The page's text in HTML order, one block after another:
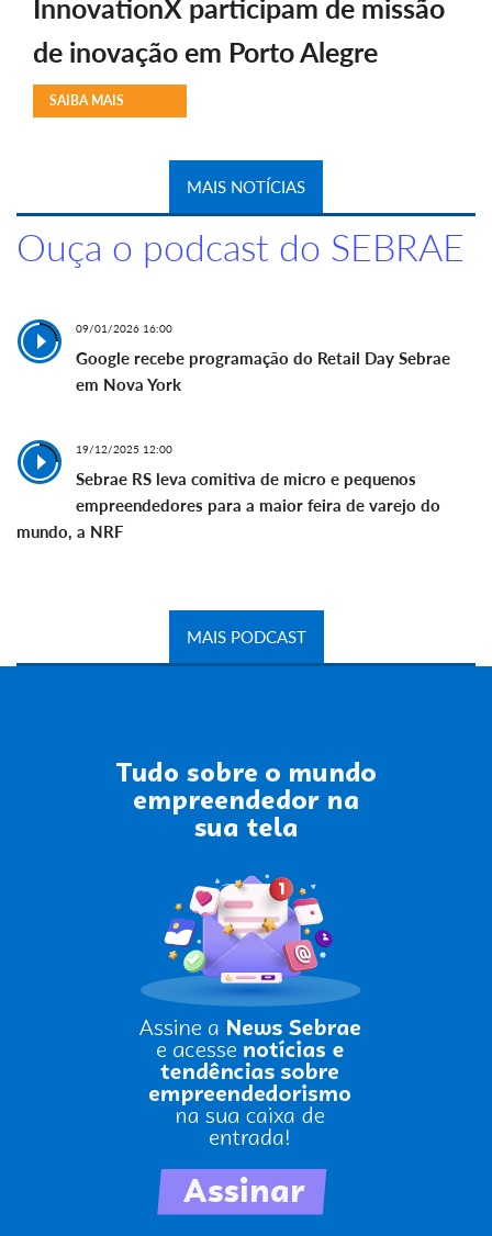
InnovationX participam de missão
de inovação em Porto Alegre
SAIBA MAIS
MAIS NOTÍCIAS
Ouça o podcast do SEBRAE
09/01/2026 16:00
Google recebe programação do Retail Day Sebrae
em Nova York
19/12/2025 12:00
Sebrae RS leva comitiva de micro e pequenos
empreendedores para a maior feira de varejo do
mundo, a NRF
MAIS PODCAST